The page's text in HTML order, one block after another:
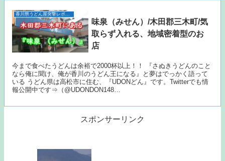
香川県うどん屋突撃レポート
味泉（みせん）/木田郡三木町/気
取らず入れる、地域密着型のお
店
今まで食べたうどんは余裕で2000杯以上！！ 『さぬきうどんのこと
なら俺に聞け、俺が香川のうどん王になる』と夢はでっかく語って
いる うどん県は高松市に住む、『UDONどん』です。Twitterでも情
報公開中です⇒（@UDONDON148…
スポンサーリンク